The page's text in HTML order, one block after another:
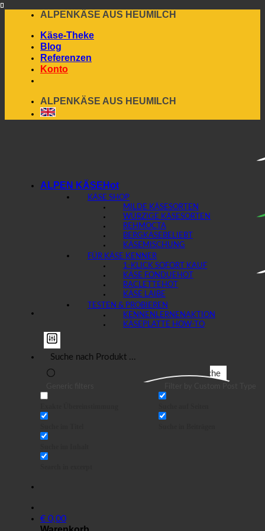
content
ALPENKÄSE AUS HEUMILCH
Käse-Theke
Blog
Referenzen
Konto
ALPENKÄSE AUS HEUMILCH
Suche
€ 0,00
ALPEN KÄSE
KÄSE SHOP
MILDE KÄSESORTEN
WÜRZIGE KÄSESORTEN
REHMOCTA
BERGKÄSE
KÄSEMISCHUNG
FÜR KÄSE KENNER
1-KLICK SOFORT KAUF
KÄSE FONDUE
RACLETTE
KÄSE LAIBE
TESTEN & PROBIEREN
KENNENLERNEN
KÄSEPLATTE HOW-TO